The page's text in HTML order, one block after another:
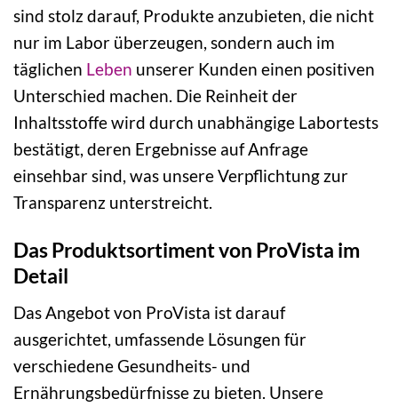
sind stolz darauf, Produkte anzubieten, die nicht
nur im Labor überzeugen, sondern auch im
täglichen Leben unserer Kunden einen positiven
Unterschied machen. Die Reinheit der
Inhaltsstoffe wird durch unabhängige Labortests
bestätigt, deren Ergebnisse auf Anfrage
einsehbar sind, was unsere Verpflichtung zur
Transparenz unterstreicht.
Das Produktsortiment von ProVista im
Detail
Das Angebot von ProVista ist darauf
ausgerichtet, umfassende Lösungen für
verschiedene Gesundheits- und
Ernährungsbedürfnisse zu bieten. Unsere